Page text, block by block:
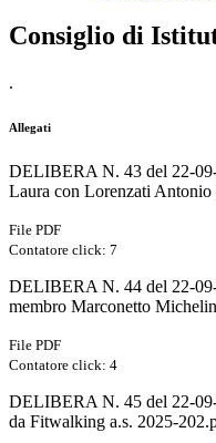
Consiglio di
.
Allegati
DELIBERA N. 43 del 22-
Laura con Lorenzati
File PDF
Contatore click: 7
DELIBERA N. 44 del 22-
membro Marconetto
File PDF
Contatore click: 4
DELIBERA N. 45 del 22-
da Fitwalking a.s. 2025-